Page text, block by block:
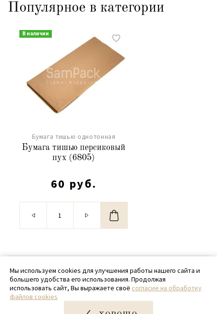
Популярное в категории
В наличии
Бумага тишью однотонная
Бумага тишью персиковый
пух (6805)
60 руб.
© 2020 - 2026 SamPack
+ 7 (918) 699-97-87
zakaz@sampack.store
Мы используем cookies для улучшения работы нашего сайта и
большего удобства его использования. Продолжая
использовать сайт, Вы выражаете своё согласие на обработку
файлов cookies